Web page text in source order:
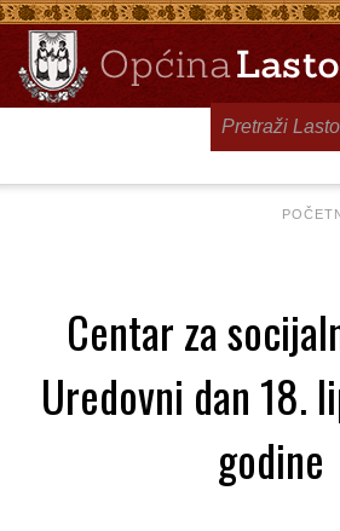
Centar za
Uredovni dan 18.
godine